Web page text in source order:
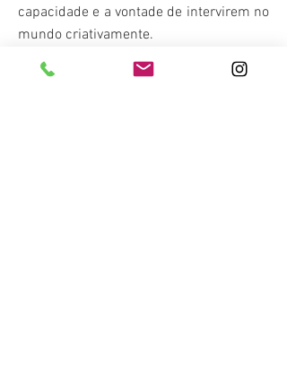
capacidade e a vontade de intervirem no
mundo criativamente.
Muitas crianças e jovens se interessam